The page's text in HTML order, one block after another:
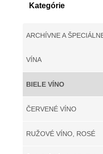
Kategórie
ARCHÍVNE A
VÍNA
BIELE VÍNO
ČERVENÉ VÍNO
RUŽOVÉ VÍNO, ROSÉ